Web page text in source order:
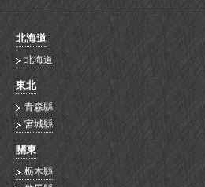
北海道
北海道
東北
青森縣
宮城縣
關東
栃木縣